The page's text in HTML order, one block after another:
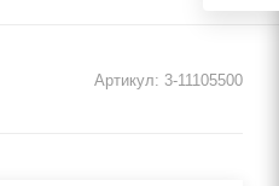
Артикул: 3-11105500